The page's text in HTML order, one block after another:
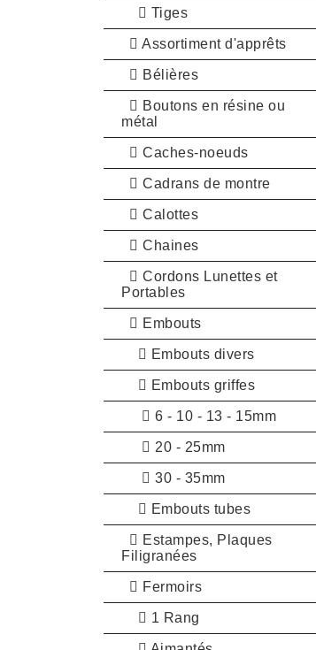
Tiges
Assortiment d'apprêts
Bélières
Boutons en résine ou
métal
Caches-noeuds
Cadrans de montre
Calottes
Chaines
Cordons Lunettes et
Portables
Embouts
Embouts divers
Embouts griffes
6 - 10 - 13 - 15mm
20 - 25mm
30 - 35mm
Embouts tubes
Estampes, Plaques
Filigranées
Fermoirs
1 Rang